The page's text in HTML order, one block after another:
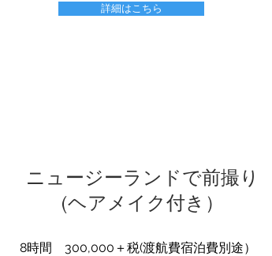
詳細はこちら
ニュージーランドで前撮り
(ヘアメイク付き）
8時間 300,000＋税(渡航費宿泊費別途）